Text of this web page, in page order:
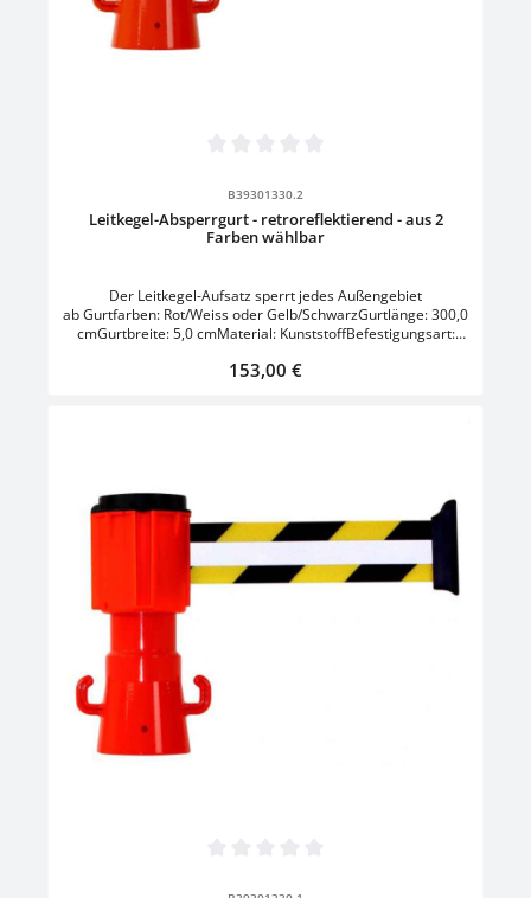
B39301330.2
Leitkegel-Absperrgurt - retroreflektierend - aus 2
Farben wählbar
Der Leitkegel-Aufsatz sperrt jedes Außengebiet
ab Gurtfarben: Rot/Weiss oder Gelb/SchwarzGurtlänge: 300,0
cmGurtbreite: 5,0 cmMaterial: KunststoffBefestigungsart:
AußenbereichVerbindungselement: GurtFarbe: Orange
Regulärer Preis:
153,00 €